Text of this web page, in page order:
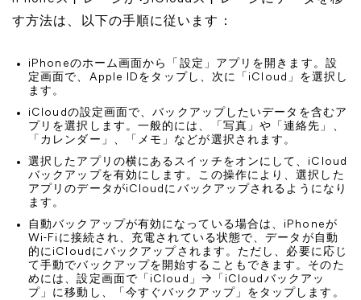
す方法は、以下の手順に従います：
iPhoneのホーム画面から「設定」アプリを開きます。設
定画面で、Apple IDをタップし、次に「iCloud」を選択し
ます。
iCloudの設定画面で、バックアップしたいデータを含むア
プリを選択します。一般的には、「写真」や「連絡先」、
「カレンダー」、「メモ」などが選択されます。
選択したアプリの横にあるスイッチをオンにして、iCloud
バックアップを有効にします。この操作により、選択した
アプリのデータがiCloudにバックアップされるようになり
ます。
自動バックアップが有効になっている場合は、iPhoneが
Wi-Fiに接続され、充電されている状態で、データが自動
的にiCloudにバックアップされます。ただし、必要に応じ
て手動でバックアップを開始することもできます。そのた
めには、設定画面で「iCloud」→「iCloudバックアッ
プ」に移動し、「今すぐバックアップ」をタップします。